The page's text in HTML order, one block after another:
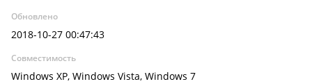
Обновлено
2018-10-27 00:47:43
Совместимость
Windows XP, Windows Vista, Windows 7